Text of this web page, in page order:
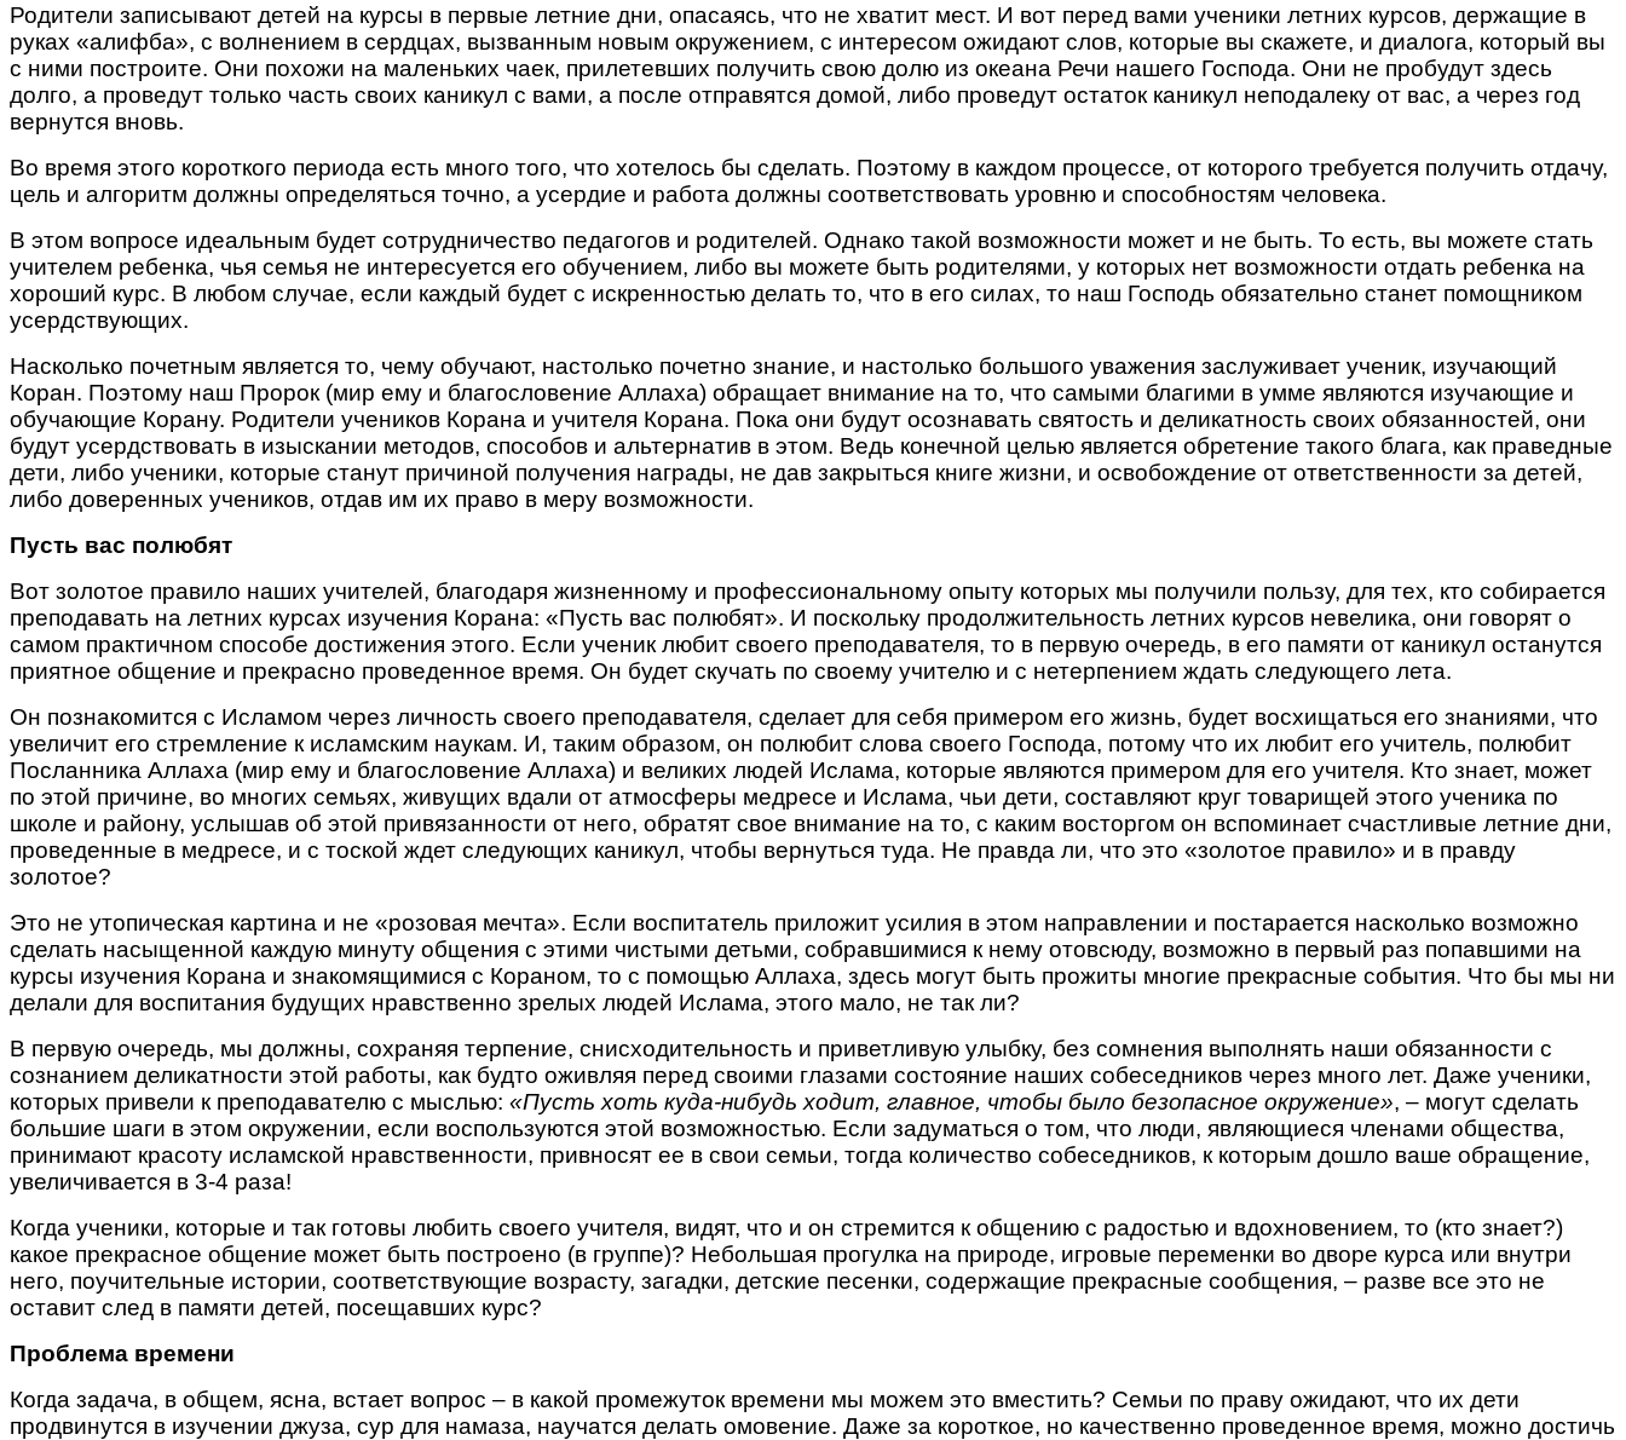
Родители записывают детей на курсы в первые летние дни, опасаясь, что не хватит мест. И вот перед вами ученики летних курсов, держащие в
руках «алифба», с волнением в сердцах, вызванным новым окружением, с интересом ожидают слов, которые вы скажете, и диалога, который вы
с ними построите. Они похожи на маленьких чаек, прилетевших получить свою долю из океана Речи нашего Господа. Они не пробудут здесь
долго, а проведут только часть своих каникул с вами, а после отправятся домой, либо проведут остаток каникул неподалеку от вас, а через год
вернутся вновь.
Во время этого короткого периода есть много того, что хотелось бы сделать. Поэтому в каждом процессе, от которого требуется получить отдачу,
цель и алгоритм должны определяться точно, а усердие и работа должны соответствовать уровню и способностям человека.
В этом вопросе идеальным будет сотрудничество педагогов и родителей. Однако такой возможности может и не быть. То есть, вы можете стать
учителем ребенка, чья семья не интересуется его обучением, либо вы можете быть родителями, у которых нет возможности отдать ребенка на
хороший курс. В любом случае, если каждый будет с искренностью делать то, что в его силах, то наш Господь обязательно станет помощником
усердствующих.
Насколько почетным является то, чему обучают, настолько почетно знание, и настолько большого уважения заслуживает ученик, изучающий
Коран. Поэтому наш Пророк (мир ему и благословение Аллаха) обращает внимание на то, что самыми благими в умме являются изучающие и
обучающие Корану. Родители учеников Корана и учителя Корана. Пока они будут осознавать святость и деликатность своих обязанностей, они
будут усердствовать в изыскании методов, способов и альтернатив в этом. Ведь конечной целью является обретение такого блага, как праведные
дети, либо ученики, которые станут причиной получения награды, не дав закрыться книге жизни, и освобождение от ответственности за детей,
либо доверенных учеников, отдав им их право в меру возможности.
Пусть вас полюбят
Вот золотое правило наших учителей, благодаря жизненному и профессиональному опыту которых мы получили пользу, для тех, кто собирается
преподавать на летних курсах изучения Корана: «Пусть вас полюбят». И поскольку продолжительность летних курсов невелика, они говорят о
самом практичном способе достижения этого. Если ученик любит своего преподавателя, то в первую очередь, в его памяти от каникул останутся
приятное общение и прекрасно проведенное время. Он будет скучать по своему учителю и с нетерпением ждать следующего лета.
Он познакомится с Исламом через личность своего преподавателя, сделает для себя примером его жизнь, будет восхищаться его знаниями, что
увеличит его стремление к исламским наукам. И, таким образом, он полюбит слова своего Господа, потому что их любит его учитель, полюбит
Посланника Аллаха (мир ему и благословение Аллаха) и великих людей Ислама, которые являются примером для его учителя. Кто знает, может
по этой причине, во многих семьях, живущих вдали от атмосферы медресе и Ислама, чьи дети, составляют круг товарищей этого ученика по
школе и району, услышав об этой привязанности от него, обратят свое внимание на то, с каким восторгом он вспоминает счастливые летние дни,
проведенные в медресе, и с тоской ждет следующих каникул, чтобы вернуться туда. Не правда ли, что это «золотое правило» и в правду
золотое?
Это не утопическая картина и не «розовая мечта». Если воспитатель приложит усилия в этом направлении и постарается насколько возможно
сделать насыщенной каждую минуту общения с этими чистыми детьми, собравшимися к нему отовсюду, возможно в первый раз попавшими на
курсы изучения Корана и знакомящимися с Кораном, то с помощью Аллаха, здесь могут быть прожиты многие прекрасные события. Что бы мы ни
делали для воспитания будущих нравственно зрелых людей Ислама, этого мало, не так ли?
В первую очередь, мы должны, сохраняя терпение, снисходительность и приветливую улыбку, без сомнения выполнять наши обязанности с
сознанием деликатности этой работы, как будто оживляя перед своими глазами состояние наших собеседников через много лет. Даже ученики,
которых привели к преподавателю с мыслью: «Пусть хоть куда-нибудь ходит, главное, чтобы было безопасное окружение», – могут сделать
большие шаги в этом окружении, если воспользуются этой возможностью. Если задуматься о том, что люди, являющиеся членами общества,
принимают красоту исламской нравственности, привносят ее в свои семьи, тогда количество собеседников, к которым дошло ваше обращение,
увеличивается в 3-4 раза!
Когда ученики, которые и так готовы любить своего учителя, видят, что и он стремится к общению с радостью и вдохновением, то (кто знает?)
какое прекрасное общение может быть построено (в группе)? Небольшая прогулка на природе, игровые переменки во дворе курса или внутри
него, поучительные истории, соответствующие возрасту, загадки, детские песенки, содержащие прекрасные сообщения, – разве все это не
оставит след в памяти детей, посещавших курс?
Проблема времени
Когда задача, в общем, ясна, встает вопрос – в какой промежуток времени мы можем это вместить? Семьи по праву ожидают, что их дети
продвинутся в изучении джуза, сур для намаза, научатся делать омовение. Даже за короткое, но качественно проведенное время, можно достичь